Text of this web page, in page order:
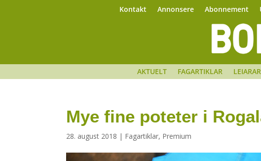
Kontakt Annonsere Abonnement
AKTUELT FAGARTIKLAR LEIARAR
Mye fine poteter i
28. august 2018 | Fagartiklar, Premium